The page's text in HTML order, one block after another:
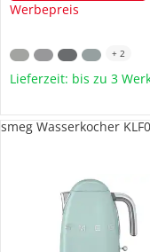
Werbepreis
+ 2
Lieferzeit: bis zu 3
smeg Wasserkocher